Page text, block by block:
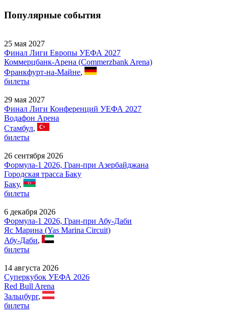
Популярные события
25 мая 2027
Финал Лиги Европы УЕФА 2027
Коммерцбанк-Арена (Commerzbank Arena)
Франкфурт-на-Майне,
билеты
29 мая 2027
Финал Лиги Конференций УЕФА 2027
Водафон Арена
Стамбул,
билеты
26 сентября 2026
Формула-1 2026, Гран-при Азербайджана
Городская трасса Баку
Баку,
билеты
6 декабря 2026
Формула-1 2026, Гран-при Абу-Даби
Яс Марина (Yas Marina Circuit)
Абу-Даби,
билеты
14 августа 2026
Суперкубок УЕФА 2026
Red Bull Arena
Зальцбург,
билеты